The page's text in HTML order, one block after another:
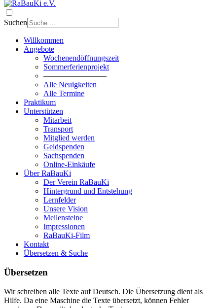
Suchen
Willkommen
Angebote
Wochenendöffnungszeit
Sommerferienprojekt
————————
Alle Neuigkeiten
Alle Termine
Praktikum
Unterstützen
Mitarbeit
Transport
Mitglied werden
Geldspenden
Sachspenden
Online-Einkäufe
Über RaBauKi
Der Verein RaBauKi
Hintergrund und Entstehung
Lernfelder
Unsere Vision
Meilensteine
Impressionen
RaBauKi-Film
Kontakt
Übersetzen & Suche
Übersetzen
Wir schreiben alle Texte auf Deutsch. Die Übersetzung dient als
Hilfe. Da eine Maschine die Texte übersetzt, können Fehler